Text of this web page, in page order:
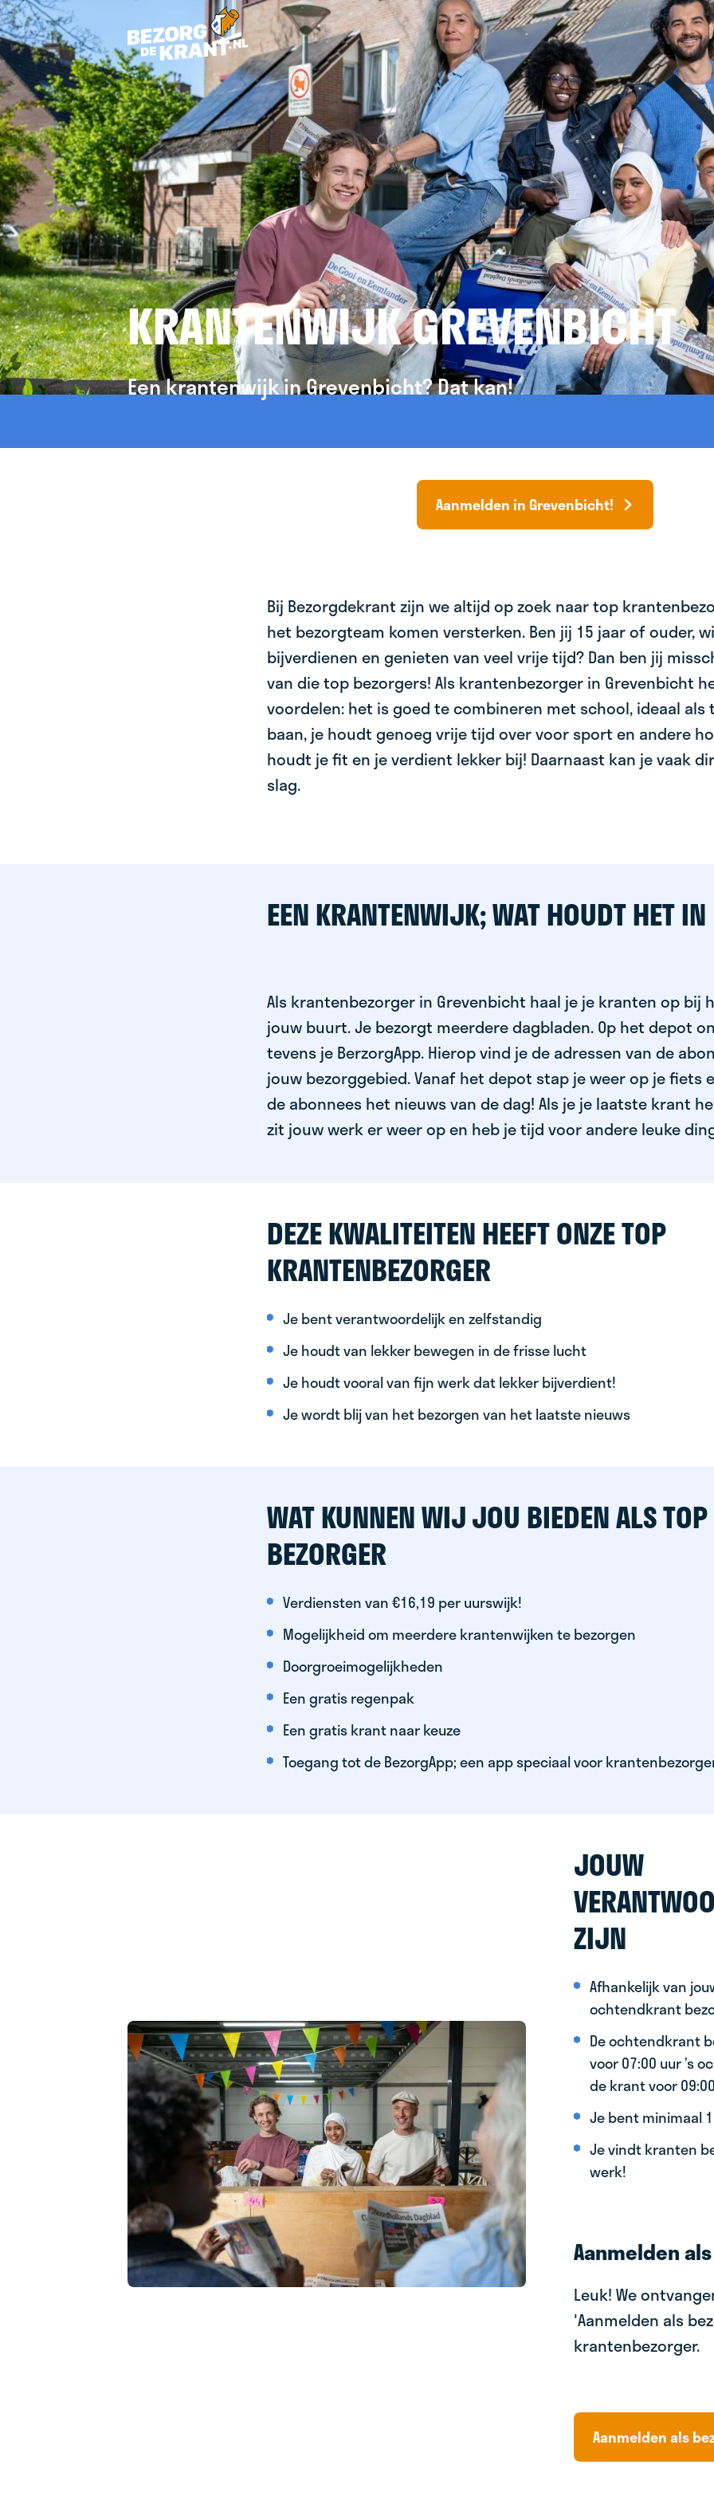
KRANTENWIJK GREVENBICHT
Een krantenwijk in Grevenbicht? Dat kan!
Aanmelden in Grevenbicht!
Bij Bezorgdekrant zijn we altijd op zoek naar top
het bezorgteam komen versterken. Ben jij 15 jaar of ouder,
bijverdienen en genieten van veel vrije tijd? Dan ben jij
van die top bezorgers! Als krantenbezorger in Grevenbicht
voordelen: het is goed te combineren met school, ideaal als
baan, je houdt genoeg vrije tijd over voor sport en andere
houdt je fit en je verdient lekker bij! Daarnaast kan je vaak
slag.
EEN KRANTENWIJK; WAT HOUDT HET IN
Als krantenbezorger in Grevenbicht haal je je kranten op bij
jouw buurt. Je bezorgt meerdere dagbladen. Op het depot
tevens je BerzorgApp. Hierop vind je de adressen van de
jouw bezorggebied. Vanaf het depot stap je weer op je fiets
de abonnees het nieuws van de dag! Als je je laatste krant
zit jouw werk er weer op en heb je tijd voor andere leuke
DEZE KWALITEITEN HEEFT ONZE TOP
KRANTENBEZORGER
Je bent verantwoordelijk en zelfstandig
Je houdt van lekker bewegen in de frisse lucht
Je houdt vooral van fijn werk dat lekker bijverdient!
Je wordt blij van het bezorgen van het laatste nieuws
WAT KUNNEN WIJ JOU BIEDEN ALS TOP
BEZORGER
Verdiensten van €16,19 per uurswijk!
Mogelijkheid om meerdere krantenwijken te bezorgen
Doorgroeimogelijkheden
Een gratis regenpak
Een gratis krant naar keuze
Toegang tot de BezorgApp; een app speciaal voor
JOUW
ZIJN
Afhankelijk van
ochtendkrant
De ochtendkrant
voor 07:00 uur ’s
de krant voor
Je bent minimaal
Je vindt kranten
werk!
Aanmelden
Leuk! We
'Aanmelden als
krantenbezorger.
Aanmelden als